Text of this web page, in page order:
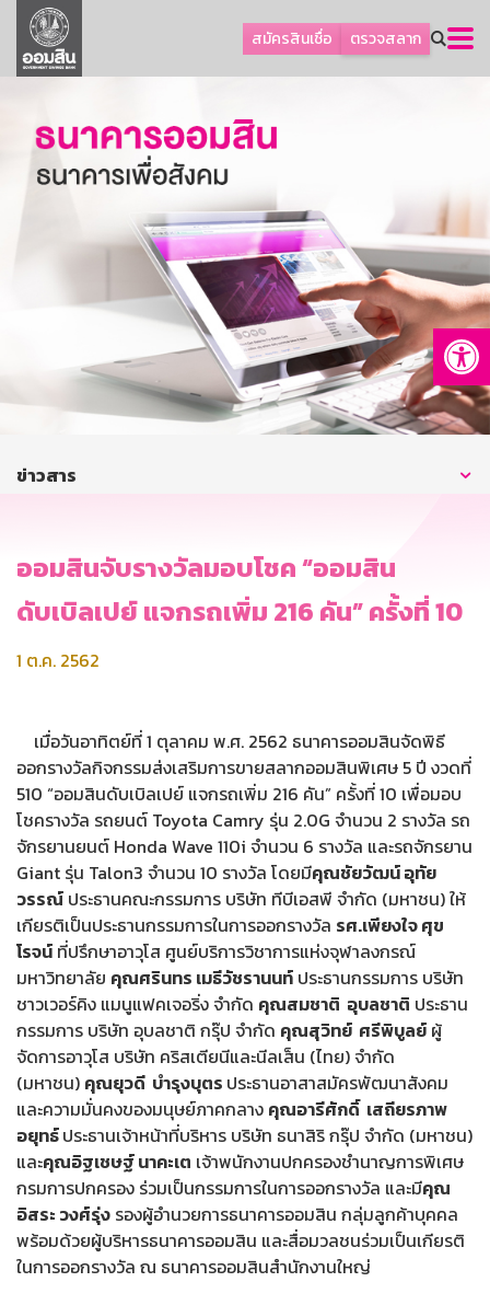
สมัครสินเชื่อ ตรวจสลาก
ลูกค้าธุรกิจ
ลูกค้าผู้ประกอบรายย่อย
ออมเพื่อสุข
เกี่ยวกับธนาคาร
การพัฒนาที่ยั่งยืน
บริการทางการเงิน
ติดต่อเรา
บริการออนไลน์
ข่าวสาร
ออมสินจับรางวัลมอบโชค “ออมสิน
ดับเบิลเปย์ แจกรถเพิ่ม 216 คัน” ครั้งที่ 10
1 ต.ค. 2562
เมื่อวันอาทิตย์ที่ 1 ตุลาคม พ.ศ. 2562 ธนาคารออมสินจัดพิธี
ออกรางวัลกิจกรรมส่งเสริมการขายสลากออมสินพิเศษ 5 ปี งวดที่
510 “ออมสินดับเบิลเปย์ แจกรถเพิ่ม 216 คัน” ครั้งที่ 10 เพื่อมอบ
โชครางวัล รถยนต์ Toyota Camry รุ่น 2.0G จำนวน 2 รางวัล รถ
จักรยานยนต์ Honda Wave 110i จำนวน 6 รางวัล และรถจักรยาน
Giant รุ่น Talon3 จำนวน 10 รางวัล โดยมีคุณชัยวัฒน์ อุทัย
วรรณ์ ประธานคณะกรรมการ บริษัท ทีบีเอสพี จำกัด (มหาชน) ให้
เกียรติเป็นประธานกรรมการในการออกรางวัล รศ.เพียงใจ ศุข
โรจน์ ที่ปรึกษาอาวุโส ศูนย์บริการวิชาการแห่งจุฬาลงกรณ์
มหาวิทยาลัย คุณศรินทร เมธีวัชรานนท์ ประธานกรรมการ บริษัท
ชาวเวอร์คิง แมนูแฟคเจอริ่ง จำกัด คุณสมชาติ อุบลชาติ ประธาน
กรรมการ บริษัท อุบลชาติ กรุ๊ป จำกัด คุณสุวิทย์ ศรีพิบูลย์ ผู้
จัดการอาวุโส บริษัท คริสเตียนีและนีลเส็น (ไทย) จำกัด
(มหาชน) คุณยุวดี บำรุงบุตร ประธานอาสาสมัครพัฒนาสังคม
และความมั่นคงของมนุษย์ภาคกลาง คุณอารีศักดิ์ เสถียรภาพ
อยุทธ์ประธานเจ้าหน้าที่บริหาร บริษัท ธนาสิริ กรุ๊ป จำกัด (มหาชน)
และคุณอิฐเชษฐ์ นาคะเต เจ้าพนักงานปกครองชำนาญการพิเศษ
กรมการปกครอง ร่วมเป็นกรรมการในการออกรางวัล และมีคุณ
อิสระ วงศ์รุ่ง รองผู้อำนวยการธนาคารออมสิน กลุ่มลูกค้าบุคคล
พร้อมด้วยผู้บริหารธนาคารออมสิน และสื่อมวลชนร่วมเป็นเกียรติ
ในการออกรางวัล ณ ธนาคารออมสินสำนักงานใหญ่